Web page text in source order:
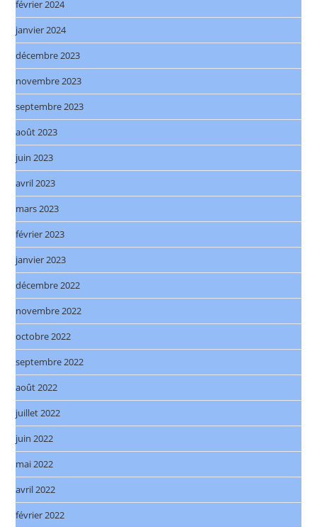
février 2024
janvier 2024
décembre 2023
novembre 2023
septembre 2023
août 2023
juin 2023
avril 2023
mars 2023
février 2023
janvier 2023
décembre 2022
novembre 2022
octobre 2022
septembre 2022
août 2022
juillet 2022
juin 2022
mai 2022
avril 2022
février 2022